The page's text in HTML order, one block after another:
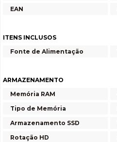
EAN
ITENS INCLUSOS
Fonte de Alimentação
ARMAZENAMENTO
Memória RAM
Tipo de Memória
Armazenamento SSD
Rotação HD